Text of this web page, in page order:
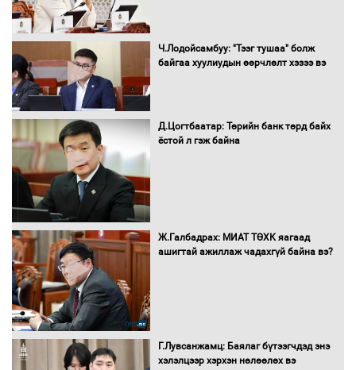
Автобензин, дизель түлшний онцгой
Нөөцийн махны худалдаа,
Монгол Улс “COP17”-д “Тал хээрийн
төлөвлөгөө”-гөө танилцуулна
Ч.Лодойсамбуу: "Тээг тушаа" болж
байгаа хуулиудын өөрчлөлт хэзээ вэ
Д.Цогтбаатар: Төрийн банк төрд байх
ёстой л гэж байна
Ж.Галбадрах: МИАТ ТӨХК яагаад
ашигтай ажиллаж чадахгүй байна вэ?
Г.Лувсанжамц: Баялаг бүтээгчдэд энэ
хэлэлцээр хэрхэн нөлөөлөх вэ